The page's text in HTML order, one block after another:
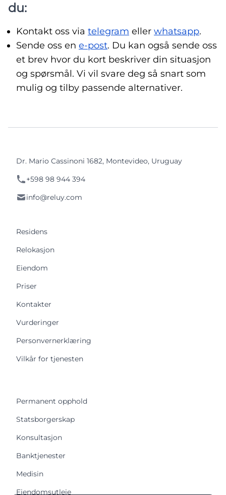
du:
Kontakt oss via telegram eller whatsapp.
Sende oss en e-post. Du kan også sende oss
et brev hvor du kort beskriver din situasjon
og spørsmål. Vi vil svare deg så snart som
mulig og tilby passende alternativer.
Dr. Mario Cassinoni 1682, Montevideo, Uruguay
+598 98 944 394
info@reluy.com
Residens
Relokasjon
Eiendom
Priser
Kontakter
Vurderinger
Personvernerklæring
Vilkår for tjenesten
Permanent opphold
Statsborgerskap
Konsultasjon
Banktjenester
Medisin
Eiendomsutleie